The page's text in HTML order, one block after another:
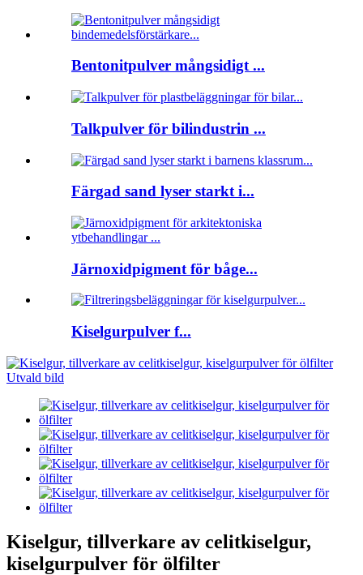
Bentonitpulver mångsidigt ...
Talkpulver för bilindustrin ...
Färgad sand lyser starkt i...
Järnoxidpigment för båge...
Kiselgurpulver f...
Kiselgur, tillverkare av celitkiselgur,
kiselgurpulver för ölfilter